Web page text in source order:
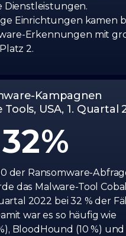
Dienstleistungen.
Einrichtungen kamen
Erkennungen mit
2.
Kampagnen
USA, 1. Quartal
32
der Ransomware-
das Malware-Tool
2022 bei 32 % der
war es so häufig wie
BloodHound (10 %)